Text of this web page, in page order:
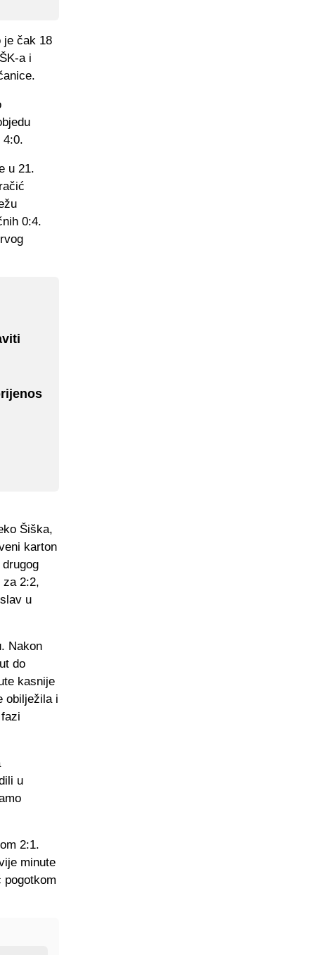
je čak 18
a i
4:0.
u 21.
0:4.
Šiška,
karton
za 2:2,
u
Nakon
do
kasnije
obilježila i
u
2:1.
minute
pogotkom